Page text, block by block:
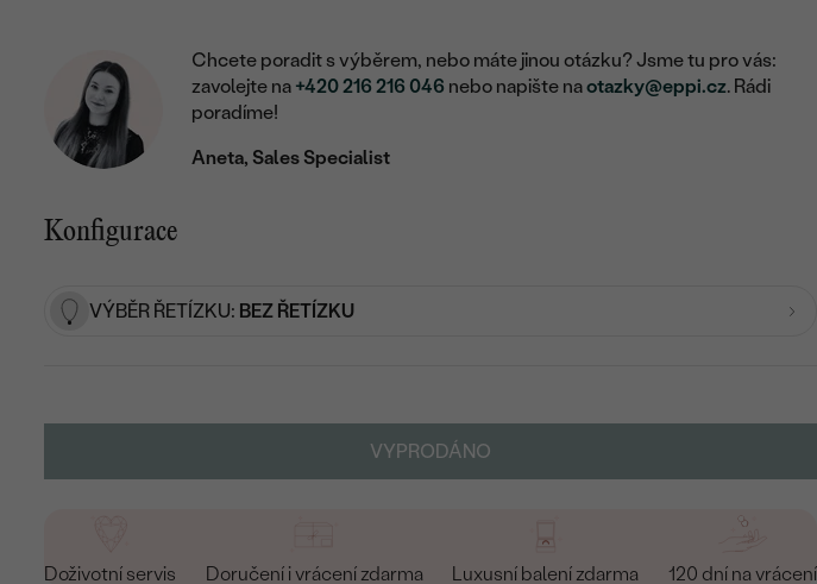
Chcete poradit s výběrem, nebo máte jinou otázku? Jsme tu pro vás:
zavolejte na +420 216 216 046 nebo napište naotazky@eppi.cz. Rádi
poradíme!
Aneta, Sales Specialist
Konfigurace
VÝBĚR ŘETÍZKU: BEZ ŘETÍZKU
VYPRODÁNO
Doživotní servis Doručení i vrácení zdarma Luxusní balení zdarma 120 dní na vrácení